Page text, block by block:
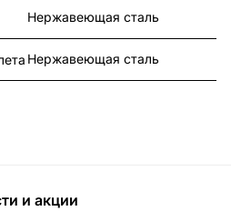
Нержавеющая сталь
Нержавеющая сталь
и акции